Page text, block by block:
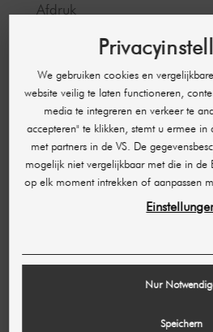
Afdruk
Voorwaarden
Gegevensbescherming
OVER ONS
Over ons
Kortingen
Milieubescherming
We gebruiken cookies en
website veilig te laten functioneren,
media te integreren en verkeer te
accepteren" te klikken, stemt u ermee
met partners in de VS. De
mogelijk niet vergelijkbaar met die in de
op elk moment intrekken of aanpassen
Nur
Speichern